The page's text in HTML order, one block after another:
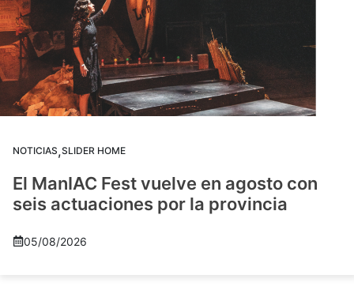
NOTICIAS,SLIDER HOME
El ManIAC Fest vuelve en agosto con
seis actuaciones por la provincia
05/08/2026